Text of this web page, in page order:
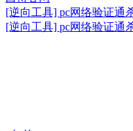
[逆向工具] pc网络验证通
[逆向工具] pc网络验证通